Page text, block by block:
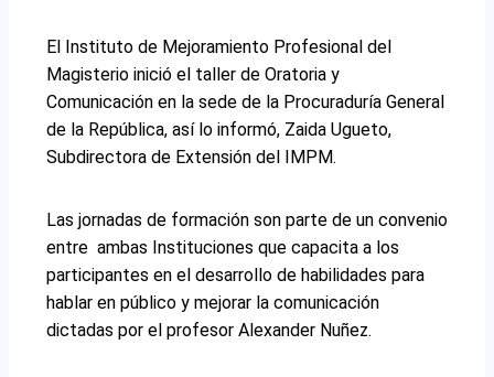
El Instituto de Mejoramiento Profesional del
Magisterio inició el taller de Oratoria y
Comunicación en la sede de la Procuraduría General
de la República, así lo informó, Zaida Ugueto,
Subdirectora de Extensión del IMPM.
Las jornadas de formación son parte de un convenio
entre ambas Instituciones que capacita a los
participantes en el desarrollo de habilidades para
hablar en público y mejorar la comunicación
dictadas por el profesor Alexander Nuñez.